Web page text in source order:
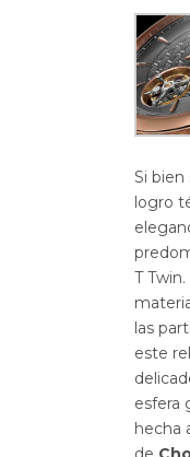
Si bien
logro
T Twin.
las
este
esfera
hecha